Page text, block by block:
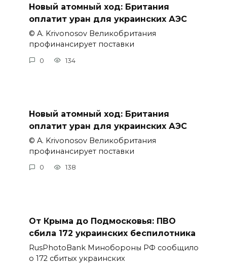
Новый атомный ход: Британия
оплатит уран для украинских АЭС
© A. Krivonosov Великобритания
профинансирует поставки
0 134
Новый атомный ход: Британия
оплатит уран для украинских АЭС
© A. Krivonosov Великобритания
профинансирует поставки
0 138
От Крыма до Подмосковья: ПВО
сбила 172 украинских беспилотника
RusPhotoBank Минобороны РФ сообщило
о 172 сбитых украинских